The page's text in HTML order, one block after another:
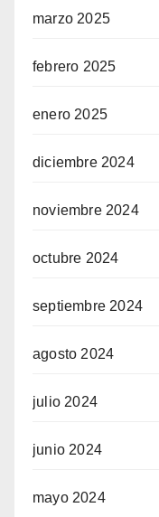
marzo 2025
febrero 2025
enero 2025
diciembre 2024
noviembre 2024
octubre 2024
septiembre 2024
agosto 2024
julio 2024
junio 2024
mayo 2024